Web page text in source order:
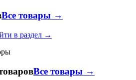
Все товары →
в раздел →
Все товары →